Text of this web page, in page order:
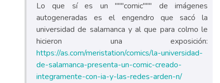
Lo que sí es un """comic""" de imágenes
autogeneradas es el engendro que sacó la
universidad de salamanca y al que para colmo le
hicieron una exposición:
https://as.com/meristation/comics/la-universidad-
de-salamanca-presenta-un-comic-creado-
integramente-con-ia-y-las-redes-arden-n/